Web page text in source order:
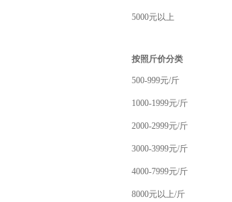
5000元以上
按照斤价分类
500-999元/斤
1000-1999元/斤
2000-2999元/斤
3000-3999元/斤
4000-7999元/斤
8000元以上/斤